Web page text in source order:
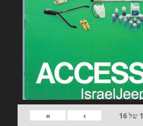
1 של16
›
»